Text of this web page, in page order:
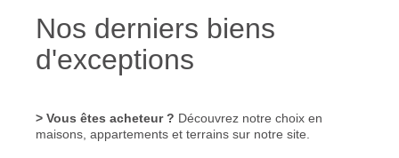
Nos derniers biens
d'exceptions
> Vous êtes acheteur ? Découvrez notre choix en
maisons, appartements et terrains sur notre site.